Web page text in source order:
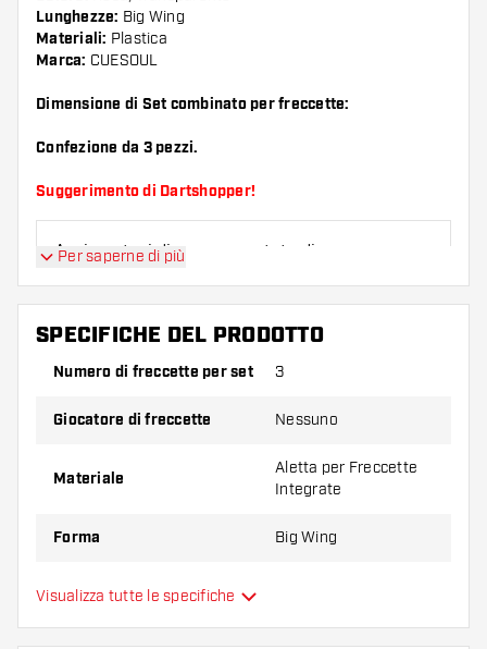
Lunghezze: Big Wing
Materiali: Plastica
Marca: CUESOUL
Dimensione di Set combinato per freccette:
Confezione da 3 pezzi.
Suggerimento di Dartshopper!
Assicuratevi di avere a portata di mano un gran
danneggiarsi o rompersi con l'uso.
Provate una forma, un materiale o uno
variante vi si addice di più!
Per saperne di più
SPECIFICHE DEL PRODOTTO
Numero di freccette per set 3
Giocatore di freccette Nessuno
Materiale
Aletta per Freccette
Integrate
Forma Big Wing
Tipo
Visualizza tutte le specifiche